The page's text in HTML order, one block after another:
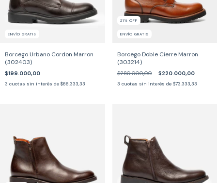
ENVÍO GRATIS
Borcego Urbano Cordon Marron
(302403)
$199.000,00
3 cuotas sin interés de $66.333,33
21 % OFF
ENVÍO GRATIS
Borcego Doble Cierre Marron
(303214)
$280.000,00 $220.000,00
3 cuotas sin interés de $73.333,33